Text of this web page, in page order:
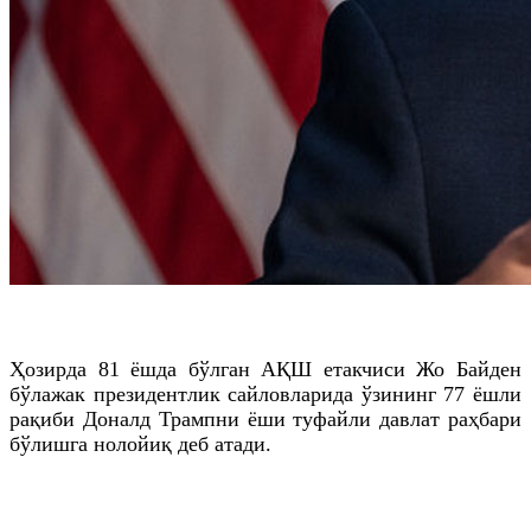
Ҳозирда 81 ёшда бўлган АҚШ етакчиси Жо Байден
бўлажак президентлик сайловларида ўзининг 77 ёшли
рақиби ДоналдТрампни ёши туфайли давлат раҳбари
бўлишга нолойиқ деб атади.